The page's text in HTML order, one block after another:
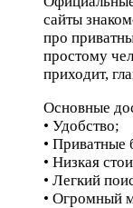
сайты
про
простому
приходит,
Основные
• Удобство;
• Приватные
• Низкая
• Легкий
• Огромный